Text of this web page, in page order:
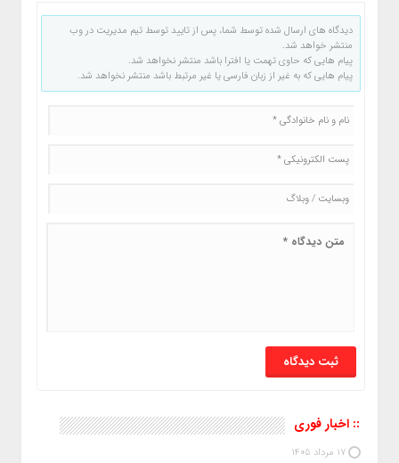
دیدگاه های ارسال شده توسط شما، پس از تایید توسط تیم مدیریت در وب
منتشر خواهد شد.
پیام هایی که حاوی تهمت یا افترا باشد منتشر نخواهد شد.
پیام هایی که به غیر از زبان فارسی یا غیر مرتبط باشد منتشر نخواهد شد.
:: اخبار فوری
17 مرداد 1405